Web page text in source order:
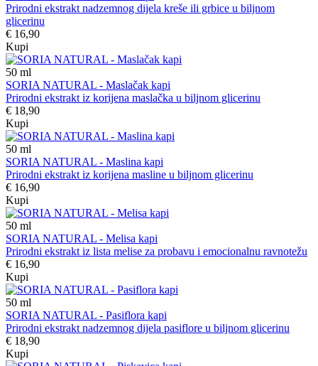
Prirodni ekstrakt nadzemnog dijela kreše ili grbice u biljnom
glicerinu
€ 16,90
Kupi
50 ml
SORIA NATURAL - Maslačak kapi
Prirodni ekstrakt iz korijena maslačka u biljnom glicerinu
€ 18,90
Kupi
50 ml
SORIA NATURAL - Maslina kapi
Prirodni ekstrakt iz korijena masline u biljnom glicerinu
€ 16,90
Kupi
50 ml
SORIA NATURAL - Melisa kapi
Prirodni ekstrakt iz lista melise za probavu i emocionalnu ravnotežu
€ 16,90
Kupi
50 ml
SORIA NATURAL - Pasiflora kapi
Prirodni ekstrakt nadzemnog dijela pasiflore u biljnom glicerinu
€ 18,90
Kupi